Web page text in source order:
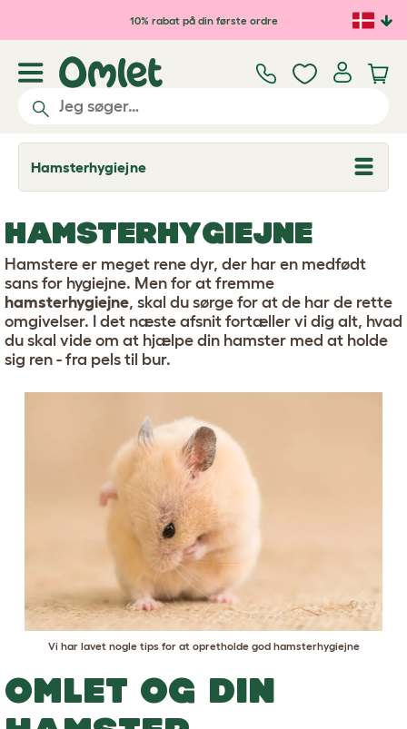
Gå til hovedindhold10% rabat på din første ordre
Hamsterhygiejne
T
o
l
e
d
r
o
p
d
o
w
n
HAMSTERHYGIEJNE
Hamstere er meget rene dyr, der har en medfødt
sans for hygiejne. Men for at fremme
hamsterhygiejne, skal du sørge for at de har de rette
omgivelser. I det næste afsnit fortæller vi dig alt, hvad
du skal vide om at hjælpe din hamster med at holde
sig ren - fra pels til bur.
Vi har lavet nogle tips for at opretholde god hamsterhygiejne
OMLET OG DIN